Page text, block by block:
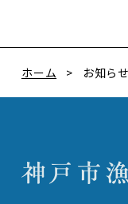
ホーム お知らせ